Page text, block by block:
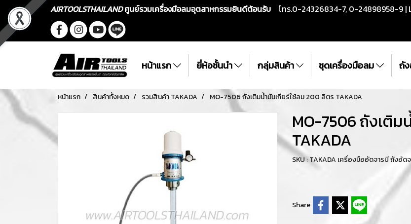
AIRTOOLSTHAILANDศูนย์รวมเครื่องมือลมอุตสาหกรรมยินดีต้อนรับ โทร.0-24326834-7, 0-24898958-9 |
หน้าแรก ยี่ห้อชั้นนำ กลุ่มสินค้า ชุดเครื่องมือลม ถั
หน้าแรก สินค้าทั้งหมด รวมสินค้า TAKADA MO-7506 ถังเติมน้ำมันเกียร์ใช้ลม 200 ลิตร TAKADA
MO-7506 ถังเติ
TAKADA
SKU : TAKADA เครื่องมืออัดจารบี ถังอั
Share